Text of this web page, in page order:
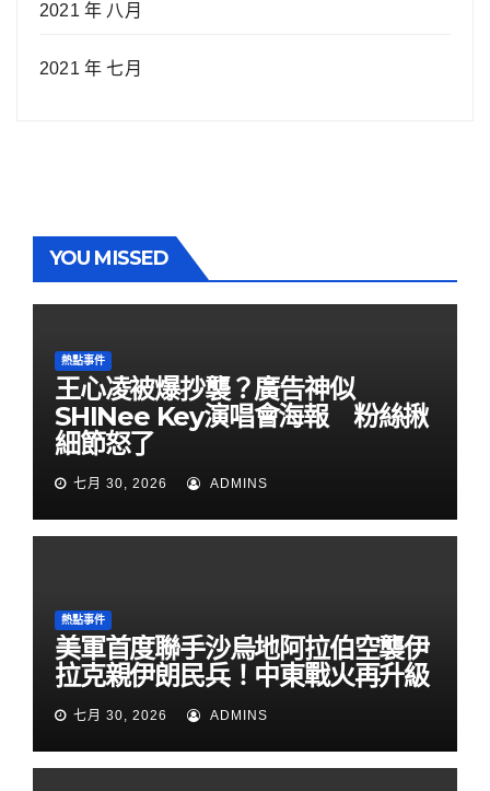
2021 年 八月
2021 年 七月
YOU MISSED
熱點事件
王心凌被爆抄襲？廣告神似
SHINee Key演唱會海報 粉絲揪
細節怒了
七月 30, 2026 ADMINS
熱點事件
美軍首度聯手沙烏地阿拉伯空襲伊
拉克親伊朗民兵！中東戰火再升級
七月 30, 2026 ADMINS